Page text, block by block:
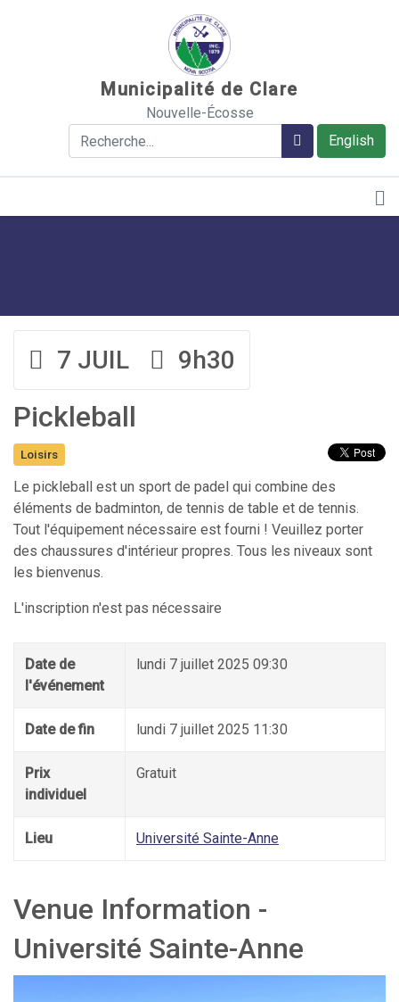
Municipalité de Clare
Nouvelle-Écosse
English
Rechercher Rechercher
7 JUIL 9h30
Pickleball
Loisirs
Le pickleball est un sport de padel qui combine des
éléments de badminton, de tennis de table et de tennis.
Tout l'équipement nécessaire est fourni ! Veuillez porter
des chaussures d'intérieur propres. Tous les niveaux sont
les bienvenus.
L'inscription n'est pas nécessaire
Date de
l'événement
lundi 7 juillet 2025 09:30
Date de fin lundi 7 juillet 2025 11:30
Prix
individuel
Gratuit
Lieu Université Sainte-Anne
Venue Information -
Université Sainte-Anne